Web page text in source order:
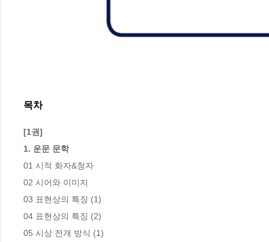
목차
[1권]
1. 운문 문학
01 시적 화자&청자
02 시어와 이미지
03 표현상의 특징 (1)
04 표현상의 특징 (2)
05 시상 전개 방식 (1)